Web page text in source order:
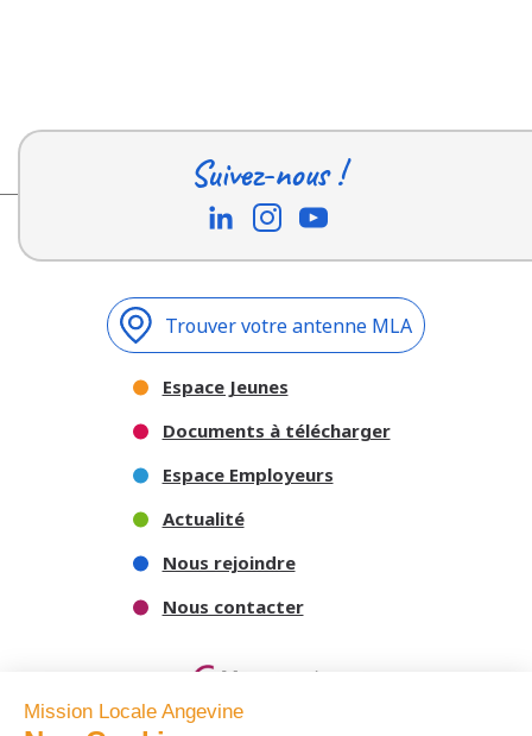
Suivez-nous !
Trouver votre antenne MLA
Espace Jeunes
Documents à télécharger
Espace Employeurs
Actualité
Nous rejoindre
Nous contacter
Mission Locale Angevine
Nos Cookies